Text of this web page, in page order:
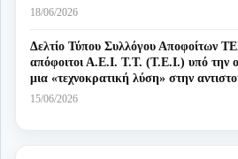
18/06/2026
Δελτίο Τύπου Συλλόγου Αποφοίτων
απόφοιτοι Α.Ε.Ι. Τ.Τ. (Τ.Ε.Ι.) υπό την
μια «τεχνοκρατική λύση» στην
15/06/2026